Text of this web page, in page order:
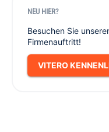
NEU HIER?
Besuchen Sie
Firmenauftritt!
VITERO